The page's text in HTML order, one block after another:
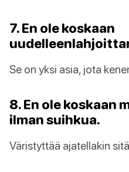
7. En ole koskaan
Se on yksi asia, jota
8. En ole koskaan
ilman suihkua.
Väristyttää ajatellakin